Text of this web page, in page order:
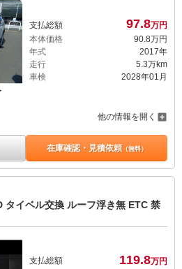
支払総額 97.8万円
本体価格
90.8万円
年式
2017年
走行
5.3万km
車検
2028年01月
他の情報を開く
在庫確認・見積依頼（無料）
タイベル交換 ルーフ浮き無 ETC 禁
支払総額 119.8万円